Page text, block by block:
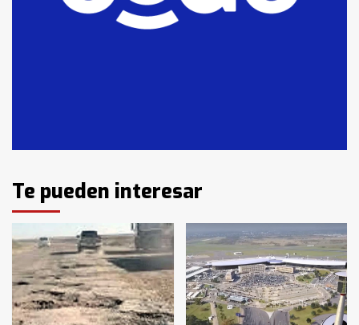
T.Lauquen: se vendió el edificio de
lo que fue la planta Industrial del
3
Identidad de los adolescentes
pampeanos que fueron
en la mañana del lunes
4
Accidente en Ruta 5: falleció un
joven de Trenque Lauquen
Te pueden interesar